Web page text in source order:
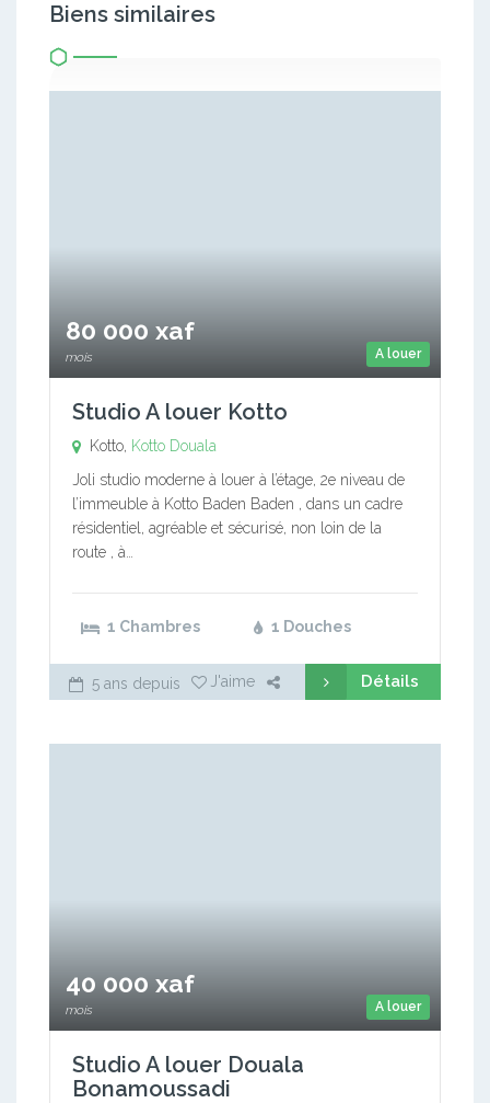
Biens similaires
A louer
80 000 xaf
mois
Studio A louer Kotto
Kotto, Kotto Douala
Joli studio moderne à louer à l’étage, 2e niveau de
l’immeuble à Kotto Baden Baden , dans un cadre
résidentiel, agréable et sécurisé, non loin de la
route , à…
1 Chambres 1 Douches
5 ans depuis J'aime Détails
A louer
40 000 xaf
mois
Studio A louer Douala
Bonamoussadi